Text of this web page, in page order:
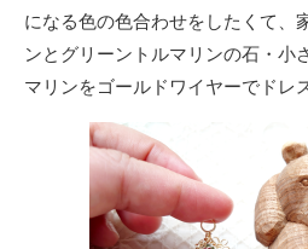
になる色の色合わせをしたくて、
ンとグリーントルマリンの石・小
マリンをゴールドワイヤーでドレ